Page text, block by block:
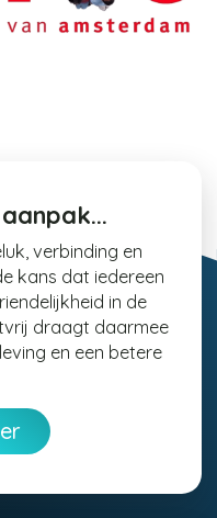
verbinding en
kans dat iedereen
in de
draagt daarmee
en een betere